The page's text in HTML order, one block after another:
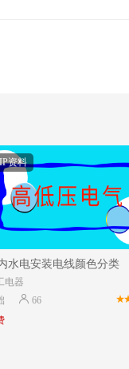
资料
水电安装电线颜色分类
电器
66